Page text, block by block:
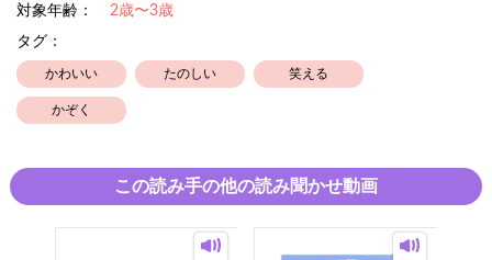
対象年齢：
2歳〜3歳
タグ：
かわいい たのしい 笑える
かぞく
この読み手の他の読み聞かせ動画